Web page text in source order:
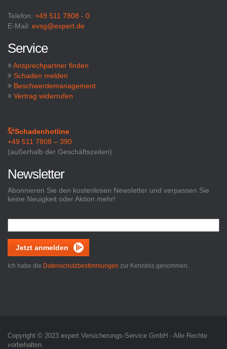
Telefon: +49 511 7808 - 0
E-Mail: evsg@expert.de
Service
Ansprechpartner finden
Schaden melden
Beschwerdemanagement
Vertrag widerrufen
Schadenhotline
+49 511 7808 – 390
(außerhalb der Geschäftszeiten)
Newsletter
Abonnieren Sie den kostenlosen Newsletter und verpassen Sie
keine Neuigkeit oder Aktion mehr!
Jetzt anmelden
Ich habe die Datenschutzbestimmungen zur Kenntnis genommen.
Copyright © 2023 expert Versicherungs-Service GmbH - Alle Rechte
vorbehalten.